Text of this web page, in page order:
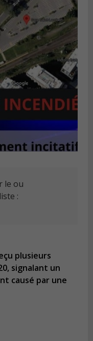
le ou
:
plusieurs
signalant un
causé par une